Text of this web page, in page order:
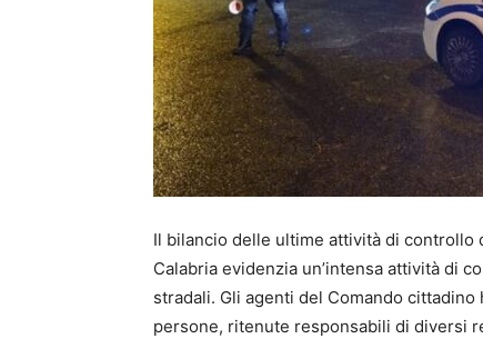
Il bilancio delle ultime attività di
Calabria evidenzia un’intensa attività di
stradali. Gli agenti del Comando
persone, ritenute responsabili di diversi